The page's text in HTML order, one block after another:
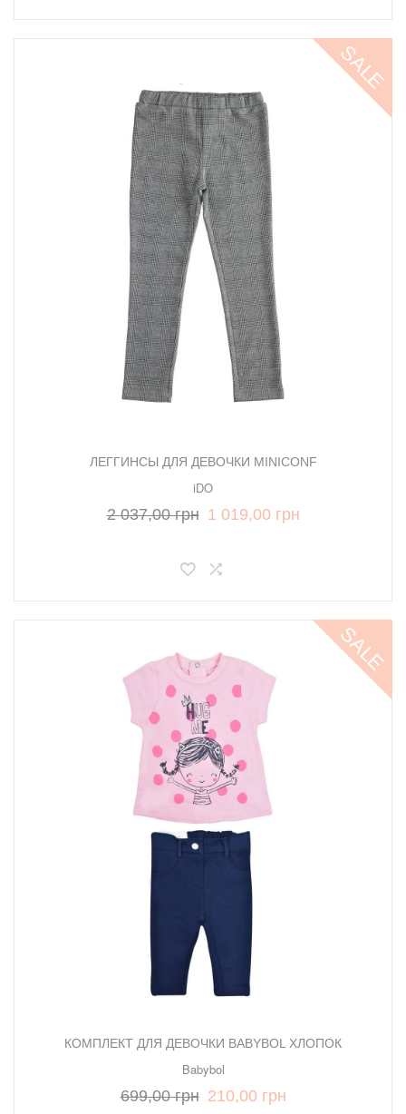
SALE
ЛЕГГИНСЫ ДЛЯ ДЕВОЧКИ MINICONF
iDO
2 037,00 грн 1 019,00 грн
SALE
КОМПЛЕКТ ДЛЯ ДЕВОЧКИ BABYBOL ХЛОПОК
Babybol
699,00 грн 210,00 грн